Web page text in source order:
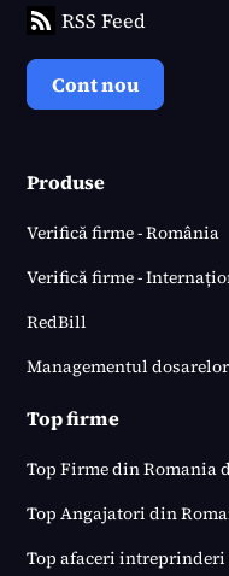
RSS Feed
Cont nou
Produse
Verifică firme - România
Verifică firme -
RedBill
Managementul
Top firme
Top Firme din
Top Angajatori din
Top afaceri